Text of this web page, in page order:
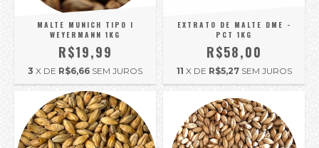
MALTE MUNICH TIPO I
WEYERMANN 1KG
R$19,99
3 X DE R$6,66 SEM JUROS
EXTRATO DE MALTE DME -
PCT 1KG
R$58,00
11 X DE R$5,27 SEM JUROS